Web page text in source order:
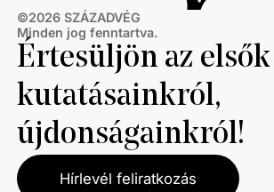
©2026 SZÁZADVÉG
Minden jog fenntartva.
Értesüljön az
kutatásainkról,
újdonságainkról!
Hírlevél feliratkozás